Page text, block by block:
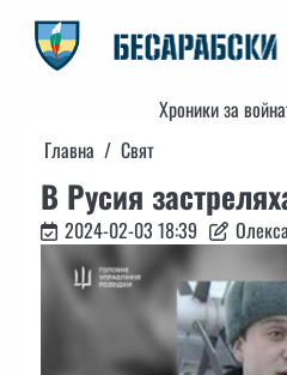
content
Хроники за
Главна
Свят
В Русия
2024-02-03 18:39